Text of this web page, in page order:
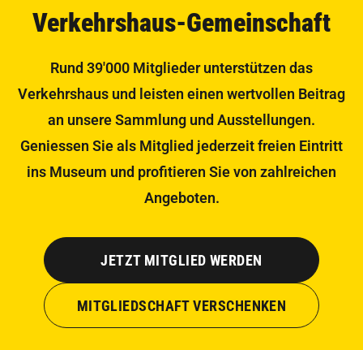
Verkehrshaus-Gemeinschaft
Rund 39'000 Mitglieder unterstützen das
Verkehrshaus und leisten einen wertvollen Beitrag
an unsere Sammlung und Ausstellungen.
Geniessen Sie als Mitglied jederzeit freien Eintritt
ins Museum und profitieren Sie von zahlreichen
Angeboten.
JETZT MITGLIED WERDEN
MITGLIEDSCHAFT VERSCHENKEN